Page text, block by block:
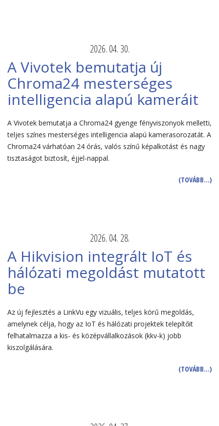
2026. 04. 30.
A Vivotek bemutatja új
Chroma24 mesterséges
intelligencia alapú kameráit
A Vivotek bemutatja a Chroma24 gyenge fényviszonyok melletti,
teljes színes mesterséges intelligencia alapú kamerasorozatát. A
Chroma24 várhatóan 24 órás, valós színű képalkotást és nagy
tisztaságot biztosít, éjjel-nappal.
(TOVÁBB…)
2026. 04. 28.
A Hikvision integrált IoT és
hálózati megoldást mutatott
be
Az új fejlesztés a LinkVu egy vizuális, teljes körű megoldás,
amelynek célja, hogy az IoT és hálózati projektek telepítőit
felhatalmazza a kis- és középvállalkozások (kkv-k) jobb
kiszolgálására.
(TOVÁBB…)